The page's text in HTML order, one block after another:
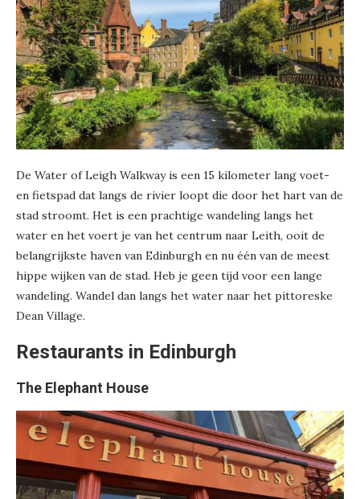
De Water of Leigh Walkway is een 15 kilometer lang voet-
en fietspad dat langs de rivier loopt die door het hart van de
stad stroomt. Het is een prachtige wandeling langs het
water en het voert je van het centrum naar Leith, ooit de
belangrijkste haven van Edinburgh en nu één van de meest
hippe wijken van de stad. Heb je geen tijd voor een lange
wandeling. Wandel dan langs het water naar het pittoreske
Dean Village.
Restaurants in Edinburgh
The Elephant House